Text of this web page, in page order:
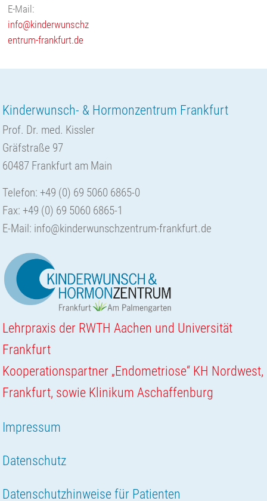
E-Mail:
info@kinderwunschz
entrum-frankfurt.de
Kinderwunsch- & Hormonzentrum Frankfurt
Prof. Dr. med. Kissler
Gräfstraße 97
60487 Frankfurt am Main
Telefon: +49 (0) 69 5060 6865-0
Fax: +49 (0) 69 5060 6865-1
E-Mail: info@kinderwunschzentrum-frankfurt.de
Lehrpraxis der RWTH Aachen und Universität
Frankfurt
Kooperationspartner „Endometriose“ KH Nordwest,
Frankfurt, sowie Klinikum Aschaffenburg
Impressum
Datenschutz
Datenschutzhinweise für Patienten